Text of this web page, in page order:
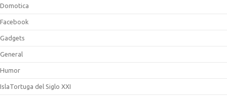
Domotica
Facebook
Gadgets
General
Humor
IslaTortuga del Siglo XXI